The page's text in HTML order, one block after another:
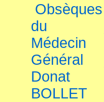
Obsèques
du
Médecin
Général
Donat
BOLLET